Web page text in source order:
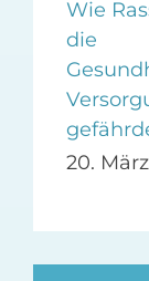
Wie
die
20.